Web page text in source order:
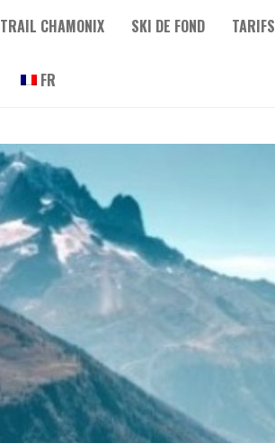
TRAIL CHAMONIX SKI DE FOND TARIFS
FR